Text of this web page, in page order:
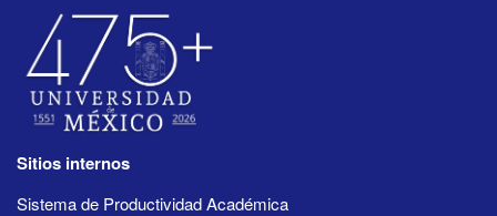
Sitios internos
Sistema de Productividad Académica